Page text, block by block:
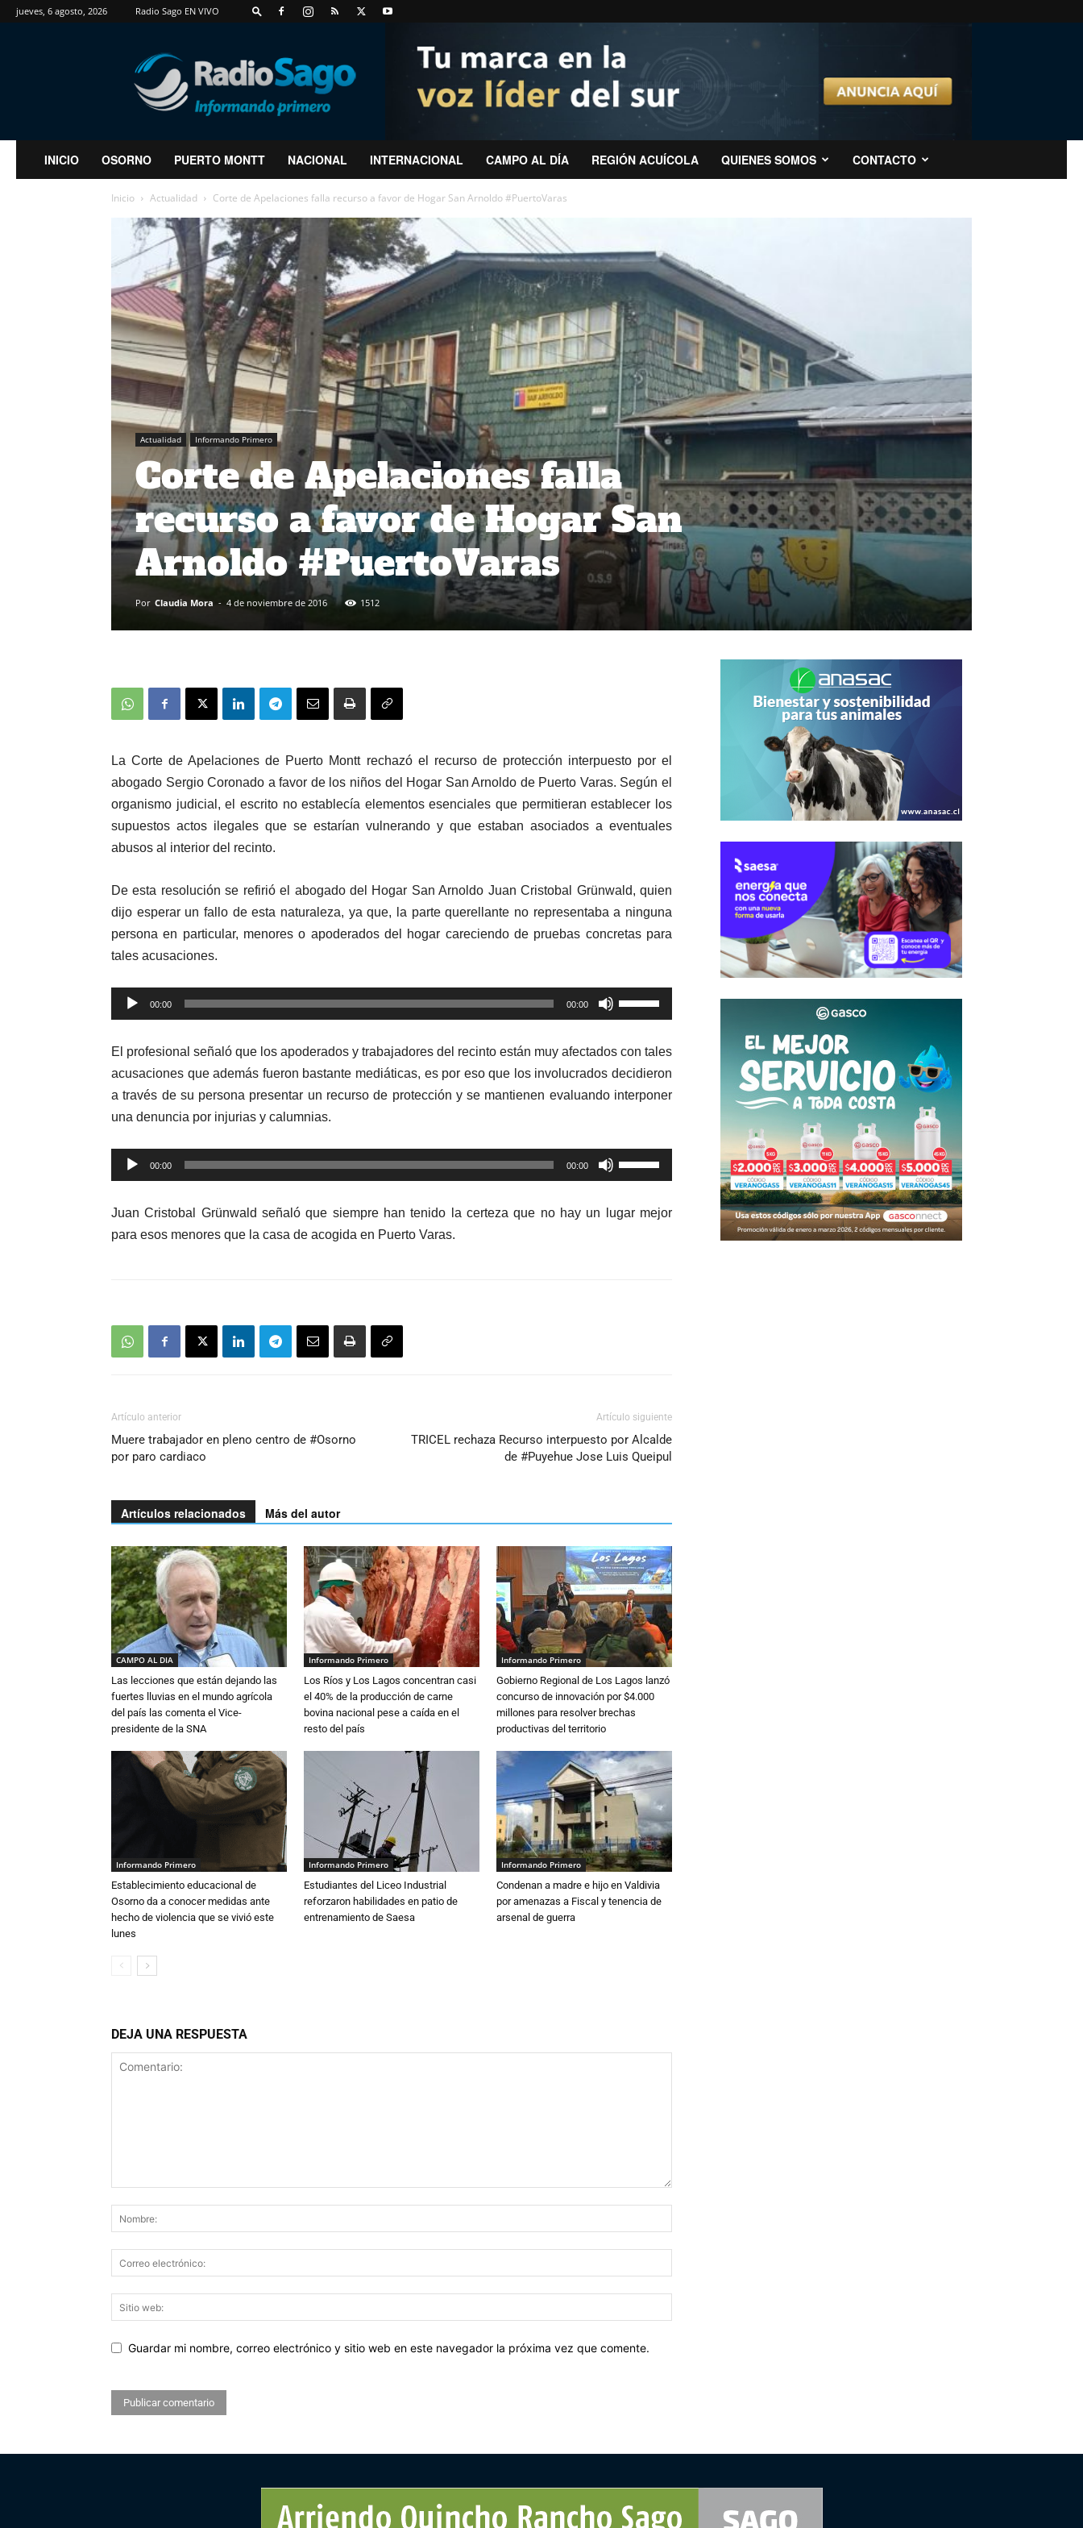
jueves, 6 agosto, 2026 Radio Sago EN VIVO
RadioSago
INICIO OSORNO PUERTO MONTT NACIONAL INTERNACIONAL CAMPO AL DÍA REGIÓN ACUÍCOLA QUIENES SOMOS CONTACTO
Inicio Actualidad Corte de Apelaciones falla recurso a favor de Hogar San Arnoldo #PuertoVaras
Actualidad Informando Primero
Corte de Apelaciones falla
recurso a favor de Hogar San
Arnoldo #PuertoVaras
Por Claudia Mora - 4 de noviembre de 2016 1512
La Corte de Apelaciones de Puerto Montt rechazó el recurso de protección interpuesto por el
abogado Sergio Coronado a favor de los niños del Hogar San Arnoldo de Puerto Varas. Según el
organismo judicial, el escrito no establecía elementos esenciales que permitieran establecer los
supuestos actos ilegales que se estarían vulnerando y que estaban asociados a eventuales
abusos al interior del recinto.
De esta resolución se refirió el abogado del Hogar San Arnoldo Juan Cristobal Grünwald, quien
dijo esperar un fallo de esta naturaleza, ya que, la parte querellante no representaba a ninguna
persona en particular, menores o apoderados del hogar careciendo de pruebas concretas para
tales acusaciones.
Reproductor
de
00:00 00:00
las
de
flecha
arriba/abajo
o
disminuir
El profesional señaló que los apoderados y trabajadores del recinto están muy afectados con tales
acusaciones que además fueron bastante mediáticas, es por eso que los involucrados decidieron
a través de su persona presentar un recurso de protección y se mantienen evaluando interponer
una denuncia por injurias y calumnias.
Reproductor
de
00:00 00:00
las
de
Juan Cristobal Grünwald señaló que siempre han tenido la certeza que no hay un lugar mejor
para esos menores que la casa de acogida en Puerto Varas.
Artículo anterior
Muere trabajador en pleno centro de #Osorno
por paro cardiaco
Artículo siguiente
TRICEL rechaza Recurso interpuesto por Alcalde
de #Puyehue Jose Luis Queipul
Artículos relacionados Más del autor
CAMPO AL DIA
Las lecciones que están dejando las
fuertes lluvias en el mundo agrícola
del país las comenta el Vice-
presidente de la SNA
Informando Primero
Los Ríos y Los Lagos concentran casi
el 40% de la producción de carne
bovina nacional pese a caída en el
resto del país
Informando Primero
Gobierno Regional de Los Lagos lanzó
concurso de innovación por $4.000
millones para resolver brechas
productivas del territorio
Informando Primero
Establecimiento educacional de
Osorno da a conocer medidas ante
hecho de violencia que se vivió este
lunes
Informando Primero
Estudiantes del Liceo Industrial
reforzaron habilidades en patio de
entrenamiento de Saesa
Informando Primero
Condenan a madre e hijo en Valdivia
por amenazas a Fiscal y tenencia de
arsenal de guerra
DEJA UNA RESPUESTA
Guardar mi nombre, correo electrónico y sitio web en este navegador la próxima vez que comente.